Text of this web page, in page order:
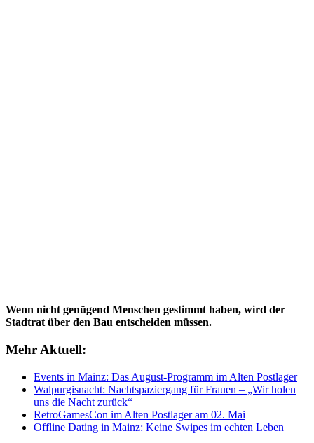
Wenn nicht genügend Menschen gestimmt haben, wird der
Stadtrat über den Bau entscheiden müssen.
Mehr Aktuell:
Events in Mainz: Das August-Programm im Alten Postlager
Walpurgisnacht: Nachtspaziergang für Frauen – „Wir holen
uns die Nacht zurück“
RetroGamesCon im Alten Postlager am 02. Mai
Offline Dating in Mainz: Keine Swipes im echten Leben